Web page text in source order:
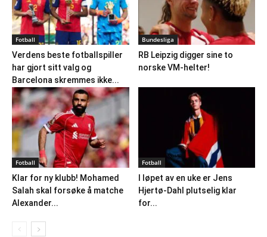
Fotball
Verdens beste fotballspiller
har gjort sitt valg og
Barcelona skremmes ikke...
Bundesliga
RB Leipzig digger sine to
norske VM-helter!
Fotball
Klar for ny klubb! Mohamed
Salah skal forsøke å matche
Alexander...
Fotball
I løpet av en uke er Jens
Hjertø-Dahl plutselig klar
for...